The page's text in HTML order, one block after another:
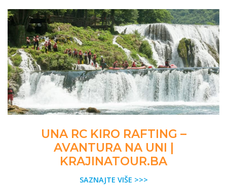
UNA RC KIRO RAFTING –
AVANTURA NA UNI |
KRAJINATOUR.BA
SAZNAJTE VIŠE >>>